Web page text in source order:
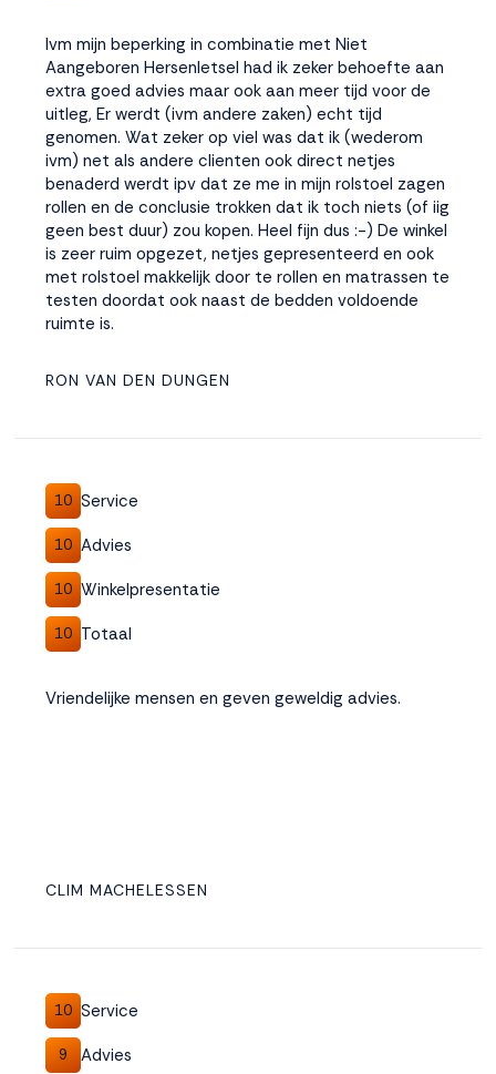
Ivm mijn beperking in combinatie met Niet
Aangeboren Hersenletsel had ik zeker behoefte aan
extra goed advies maar ook aan meer tijd voor de
uitleg, Er werdt (ivm andere zaken) echt tijd
genomen. Wat zeker op viel was dat ik (wederom
ivm) net als andere clienten ook direct netjes
benaderd werdt ipv dat ze me in mijn rolstoel zagen
rollen en de conclusie trokken dat ik toch niets (of iig
geen best duur) zou kopen. Heel fijn dus :-) De winkel
is zeer ruim opgezet, netjes gepresenteerd en ook
met rolstoel makkelijk door te rollen en matrassen te
testen doordat ook naast de bedden voldoende
ruimte is.
RON VAN DEN DUNGEN
10 Service
10 Advies
10 Winkelpresentatie
10 Totaal
Vriendelijke mensen en geven geweldig advies.
CLIM MACHELESSEN
10 Service
9 Advies